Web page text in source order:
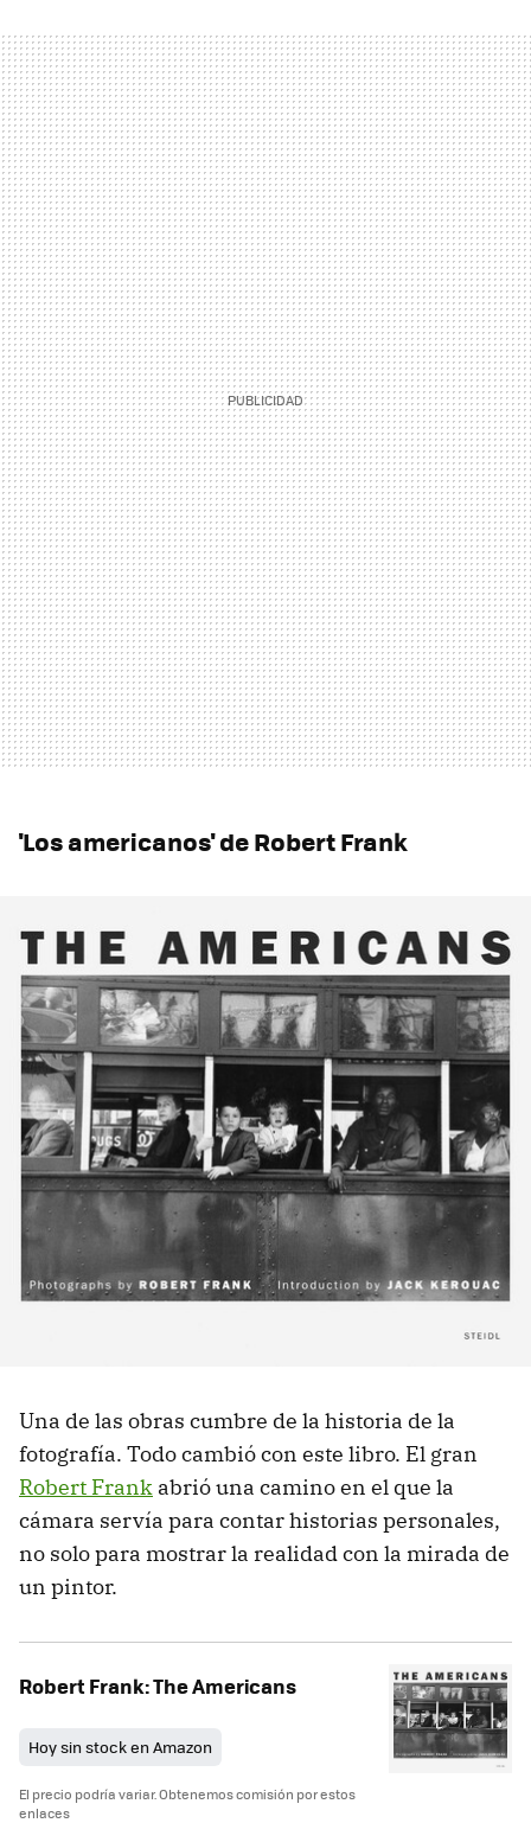
'Los americanos' de Robert Frank
Una de las obras cumbre de la historia de la
fotografía. Todo cambió con este libro. El gran
Robert Frank abrió una camino en el que la
cámara servía para contar historias personales,
no solo para mostrar la realidad con la mirada de
un pintor.
Robert Frank: The Americans
Hoy sin stock en Amazon
El precio podría variar. Obtenemos comisión por estos
enlaces